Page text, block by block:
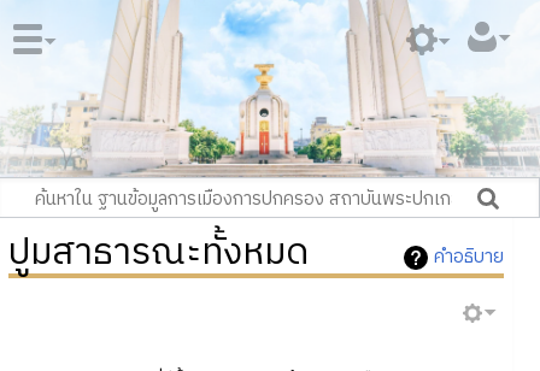
คำอธิบาย
ปูมสาธารณะทั้งหมด